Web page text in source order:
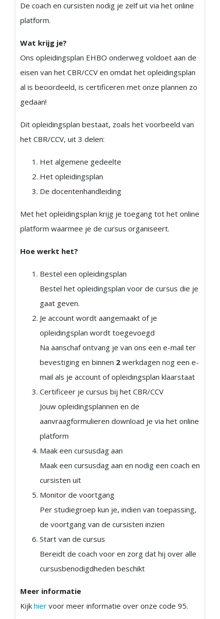
De coach en cursisten nodig je zelf uit via het online
platform.
Wat krijg je?
Ons opleidingsplan EHBO onderweg voldoet aan de
eisen van het CBR/CCV en omdat het opleidingsplan
al is beoordeeld, is certificeren met onze plannen zo
gedaan!
Dit opleidingsplan bestaat, zoals het voorbeeld van
het CBR/CCV, uit 3 delen:
Het algemene gedeelte
Het opleidingsplan
De docentenhandleiding
Met het opleidingsplan krijg je toegang tot het online
platform waarmee je de cursus organiseert.
Hoe werkt het?
Bestel een opleidingsplan
Bestel het opleidingsplan voor de cursus die je
gaat geven.
Je account wordt aangemaakt of je
opleidingsplan wordt toegevoegd
Na aanschaf ontvang je van ons een e-mail ter
bevestiging en binnen 2 werkdagen nog een e-
mail als je account of opleidingsplan klaarstaat
Certificeer je cursus bij het CBR/CCV
Jouw opleidingsplannen en de
aanvraagformulieren download je via het online
platform
Maak een cursusdag aan
Maak een cursusdag aan en nodig een coach en
cursisten uit
Monitor de voortgang
Per studiegroep kun je, indien van toepassing,
de voortgang van de cursisten inzien
Start van de cursus
Bereidt de coach voor en zorg dat hij over alle
cursusbenodigdheden beschikt
Meer informatie
Kijk hier voor meer informatie over onze code 95.